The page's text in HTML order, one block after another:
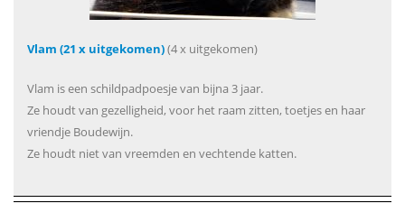
Vlam (21 x uitgekomen)(4 x uitgekomen)
Vlam is een schildpadpoesje van bijna 3 jaar.
Ze houdt van gezelligheid, voor het raam zitten, toetjes en haar
vriendje Boudewijn.
Ze houdt niet van vreemden en vechtende katten.